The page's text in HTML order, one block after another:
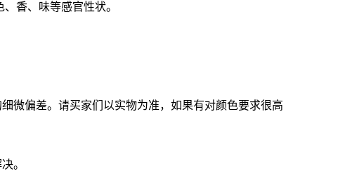
香、味等感官性状。
微偏差。请买家们以实物为准，如果有对颜色要求很高
。